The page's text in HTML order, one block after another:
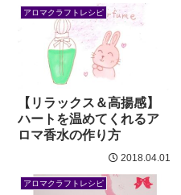
アロマクラフトレシピ
【リラックス＆高揚感】
ハートを温めてくれるア
ロマ香水の作り方
2018.04.01
アロマクラフトレシピ